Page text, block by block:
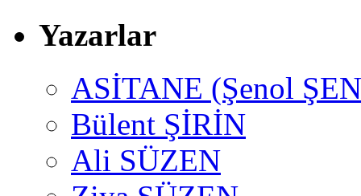
Yazarlar
ASİTANE (Şenol
Bülent ŞİRİN
Ali SÜZEN